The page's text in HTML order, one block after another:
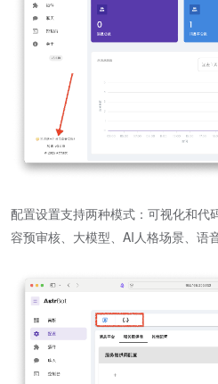
配置设置支持两种模式：可视化和代
容预审核、大模型、AI人格场景、语